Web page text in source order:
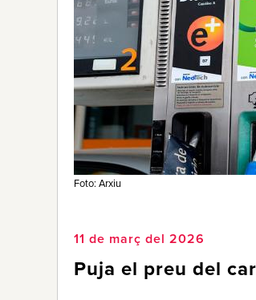
Foto: Arxiu
11 de març del 2026
Puja el preu del